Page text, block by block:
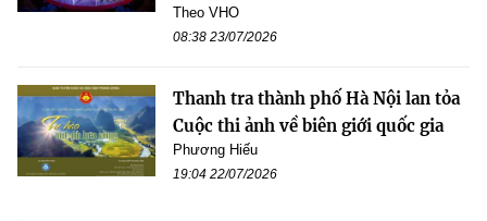
Theo VHO
08:38 23/07/2026
Thanh tra thành phố Hà Nội lan tỏa
Cuộc thi ảnh về biên giới quốc gia
Phương Hiếu
19:04 22/07/2026